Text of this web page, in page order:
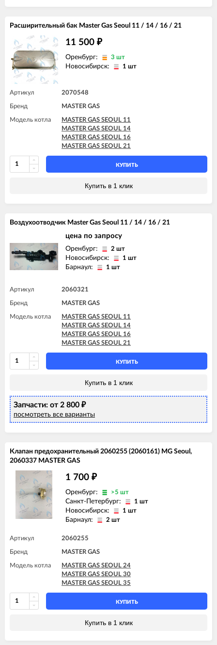
Расширительный бак Master Gas Seoul 11 / 14 / 16 / 21
11 500 ₽
Оренбург: 3 шт
Новосибирск: 1 шт
Артикул 2070548
Бренд MASTER GAS
Модель котла
MASTER GAS SEOUL 11
MASTER GAS SEOUL 14
MASTER GAS SEOUL 16
MASTER GAS SEOUL 21
КУПИТЬ
Купить в 1 клик
Воздухоотводчик Master Gas Seoul 11 / 14 / 16 / 21
цена по запросу
Оренбург: 2 шт
Новосибирск: 1 шт
Барнаул: 1 шт
Артикул 2060321
Бренд MASTER GAS
Модель котла
MASTER GAS SEOUL 11
MASTER GAS SEOUL 14
MASTER GAS SEOUL 16
MASTER GAS SEOUL 21
КУПИТЬ
Купить в 1 клик
Запчасти: от 2 800 ₽
посмотреть все варианты
Клапан предохранительный 2060255 (2060161) MG Seoul,
2060337 MASTER GAS
1 700 ₽
Оренбург: >5 шт
Санкт-Петербург: 1 шт
Новосибирск: 1 шт
Барнаул: 2 шт
Артикул 2060255
Бренд MASTER GAS
Модель котла
MASTER GAS SEOUL 24
MASTER GAS SEOUL 30
MASTER GAS SEOUL 35
КУПИТЬ
Купить в 1 клик